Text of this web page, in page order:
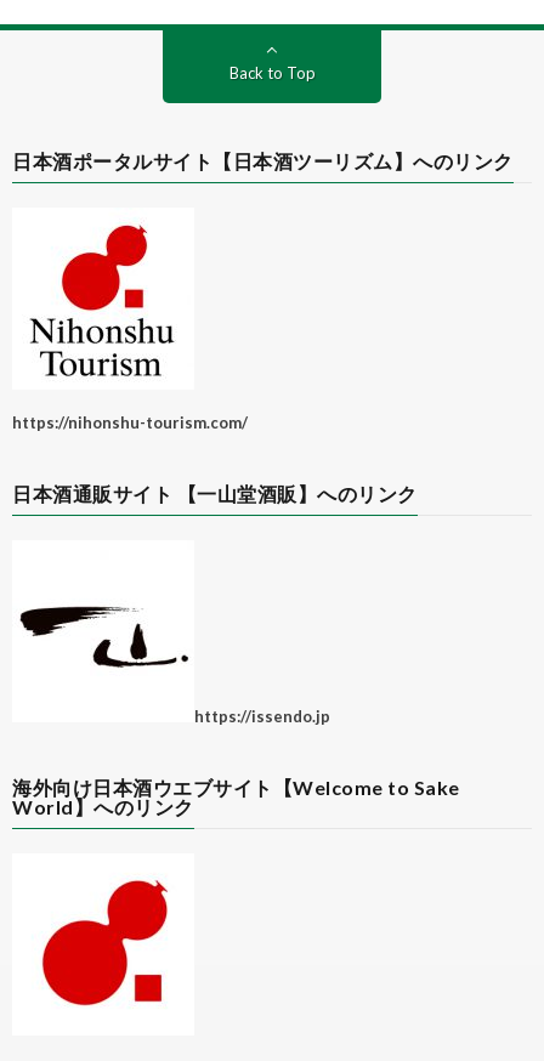
Back to Top
日本酒ポータルサイト【日本酒ツーリズム】へのリンク
https://nihonshu-tourism.com/
日本酒通販サイト 【一山堂酒販】へのリンク
https://issendo.jp
海外向け日本酒ウエブサイト【Welcome to Sake
World】へのリンク